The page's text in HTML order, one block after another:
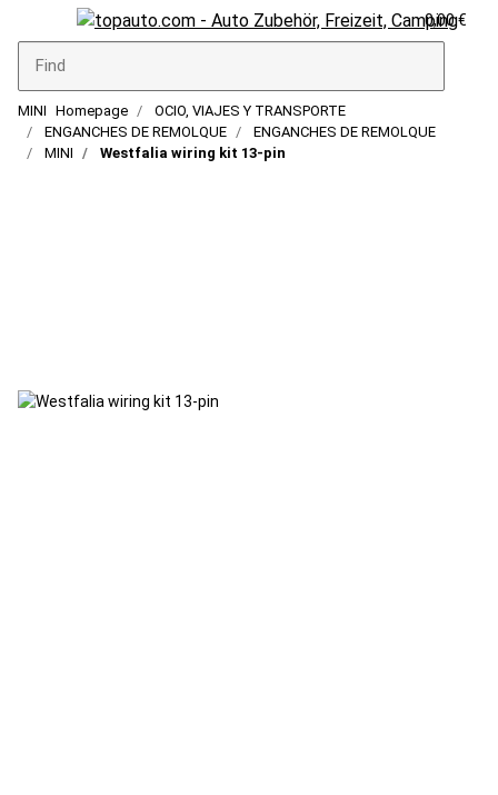
0,00 €
MINI Homepage
OCIO, VIAJES Y TRANSPORTE
ENGANCHES DE REMOLQUE
ENGANCHES DE REMOLQUE
MINI
Westfalia wiring kit 13-pin